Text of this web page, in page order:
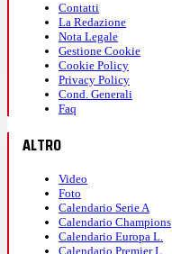
Contatti
La Redazione
Nota Legale
Gestione Cookie
Cookie Policy
Privacy Policy
Cond. Generali
Faq
ALTRO
Video
Foto
Calendario Serie A
Calendario Champions
Calendario Europa L.
Calendario Premier L.